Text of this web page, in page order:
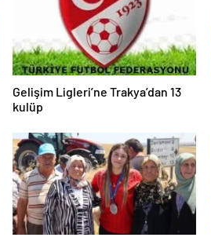
Gelişim Ligleri’ne Trakya’dan 13
kulüp